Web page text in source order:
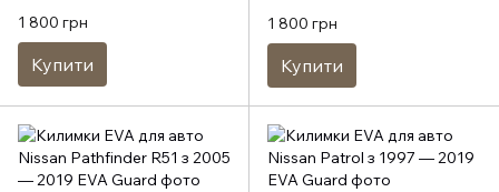
1 800 грн
Купити
1 800 грн
Купити